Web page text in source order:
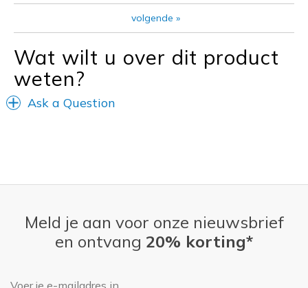
volgende »
Wat wilt u over dit product
weten?
Ask a Question
Meld je aan voor onze nieuwsbrief
en ontvang 20% korting*
E-mailadres